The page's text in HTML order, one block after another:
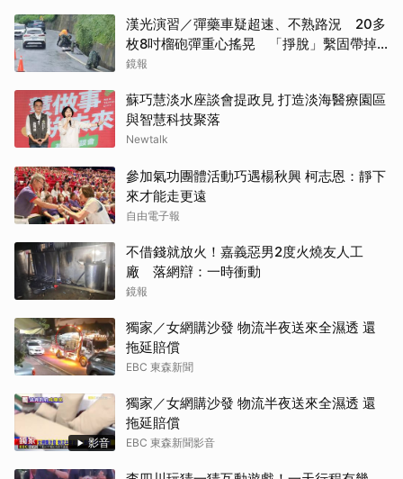
漢光演習／彈藥車疑超速、不熟路況 20多
枚8吋榴砲彈重心搖晃 「掙脫」繫固帶掉
水溝
鏡報
蘇巧慧淡水座談會提政見 打造淡海醫療園區
與智慧科技聚落
Newtalk
參加氣功團體活動巧遇楊秋興 柯志恩：靜下
來才能走更遠
自由電子報
不借錢就放火！嘉義惡男2度火燒友人工
廠 落網辯：一時衝動
鏡報
獨家／女網購沙發 物流半夜送來全濕透 還
拖延賠償
EBC 東森新聞
影音
獨家／女網購沙發 物流半夜送來全濕透 還
拖延賠償
EBC 東森新聞影音